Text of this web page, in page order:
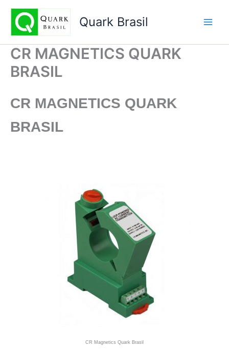
conteúdo
Quark Brasil
CR MAGNETICS QUARK
BRASIL
CR MAGNETICS QUARK
BRASIL
CR Magnetics Quark Brasil